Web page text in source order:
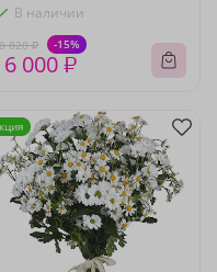
В наличии
820 ₽ -15%
000 ₽